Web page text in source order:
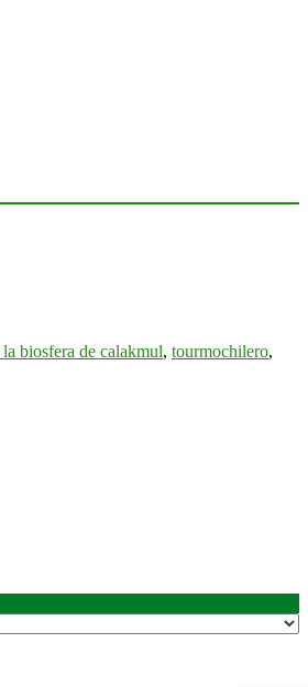
la biosfera de calakmul, tourmochilero,